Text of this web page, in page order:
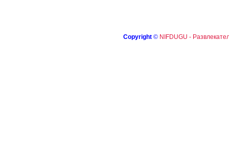
Copyright © NIFDUGU -